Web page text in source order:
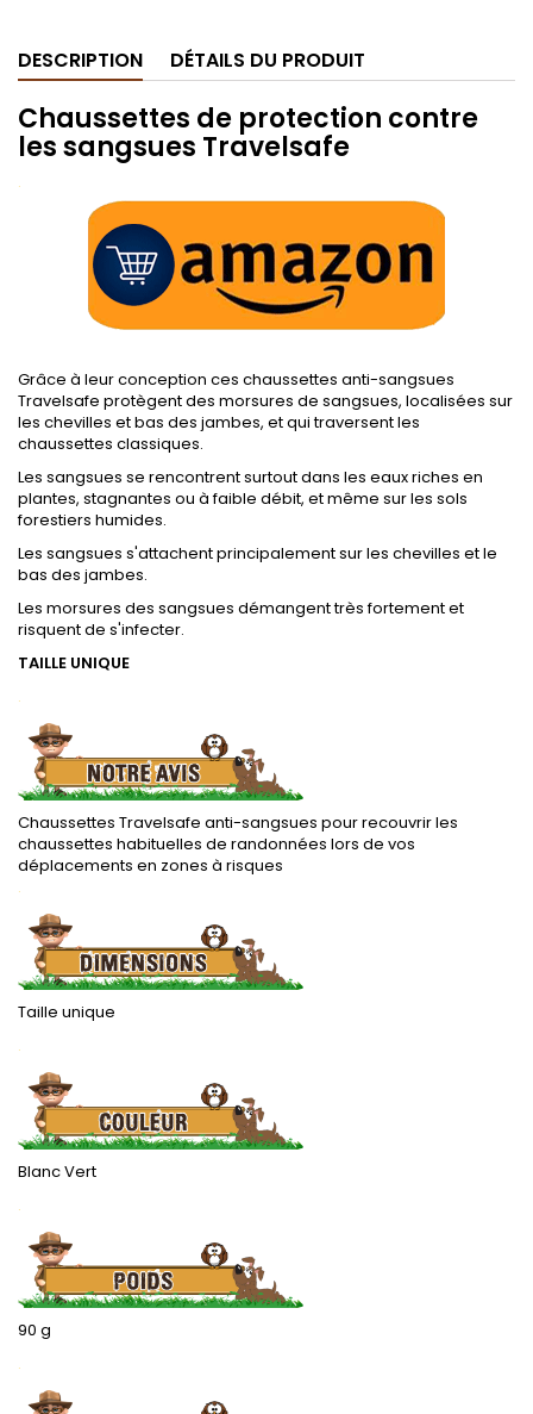
DESCRIPTION DÉTAILS DU PRODUIT
Chaussettes de protection contre
les sangsues Travelsafe
.
Grâce à leur conception ces chaussettes anti-sangsues
Travelsafe protègent des morsures de sangsues, localisées sur
les chevilles et bas des jambes, et qui traversent les
chaussettes classiques.
Les sangsues se rencontrent surtout dans les eaux riches en
plantes, stagnantes ou à faible débit, et même sur les sols
forestiers humides.
Les sangsues s'attachent principalement sur les chevilles et le
bas des jambes.
Les morsures des sangsues démangent très fortement et
risquent de s'infecter.
TAILLE UNIQUE
.
Chaussettes Travelsafe anti-sangsues pour recouvrir les
chaussettes habituelles de randonnées lors de vos
déplacements en zones à risques
.
Taille unique
.
Blanc Vert
.
90 g
.